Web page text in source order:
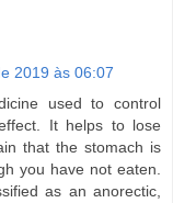
2019 às 06:07
used to control
It helps to lose
that the stomach is
you have not eaten.
as an anorectic,